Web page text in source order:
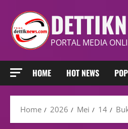
PORTAL MEDIA
HOME HOT NEWS
Home 2026 Mei 14